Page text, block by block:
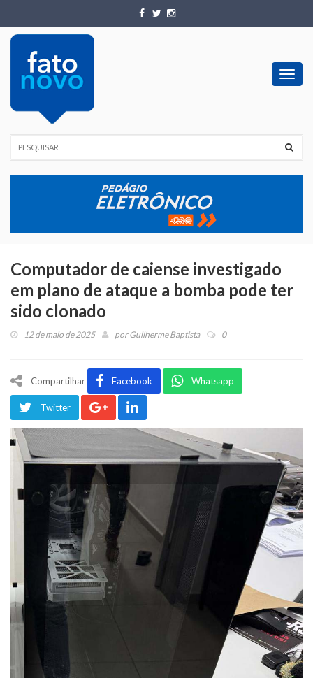
Computador de caiense investigado
em plano de ataque a bomba pode ter
sido clonado
12 de maio de 2025 porGuilherme Baptista 0
Compartilhar Facebook Whatsapp
Twitter